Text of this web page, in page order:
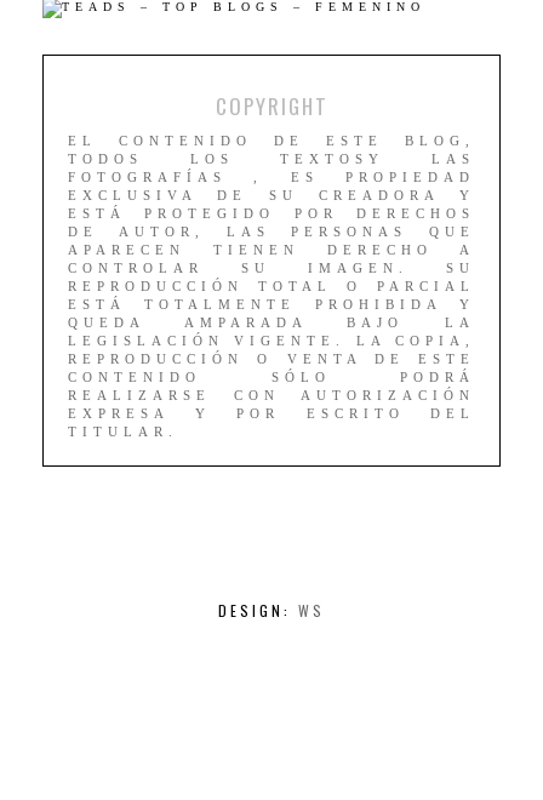
COPYRIGHT
EL CONTENIDO DE ESTE BLOG,
TODOS LOS TEXTOSY LAS
FOTOGRAFÍAS , ES PROPIEDAD
EXCLUSIVA DE SU CREADORA Y
ESTÁ PROTEGIDO POR DERECHOS
DE AUTOR, LAS PERSONAS QUE
APARECEN TIENEN DERECHO A
CONTROLAR SU IMAGEN. SU
REPRODUCCIÓN TOTAL O PARCIAL
ESTÁ TOTALMENTE PROHIBIDA Y
QUEDA AMPARADA BAJO LA
LEGISLACIÓN VIGENTE. LA COPIA,
REPRODUCCIÓN O VENTA DE ESTE
CONTENIDO SÓLO PODRÁ
REALIZARSE CON AUTORIZACIÓN
EXPRESA Y POR ESCRITO DEL
TITULAR.
DESIGN: WS